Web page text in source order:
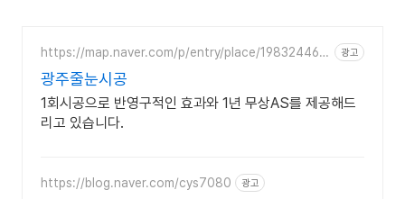
https://map.naver.com/p/entry/place/198324468
광고
광주줄눈시공
1회시공으로 반영구적인 효과와 1년 무상AS를 제공해드
리고 있습니다.
https://blog.naver.com/cys7080 광고